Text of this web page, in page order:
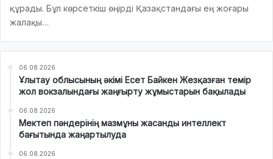
құрады. Бұл көрсеткіш өңірді Қазақстандағы ең жоғары
жалақы…
06.08.2026
Ұлытау облысының әкімі Есет Байкен Жезқазған темір
жол вокзалындағы жаңғырту жұмыстарын бақылады
06.08.2026
Мектеп пәндерінің мазмұны жасанды интеллект
бағытында жаңартылуда
06.08.2026